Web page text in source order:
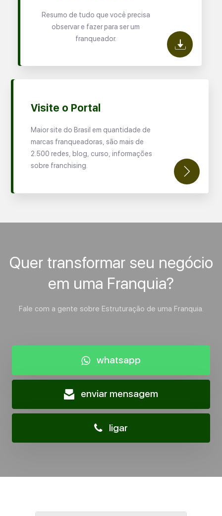
Resumo de tudo que você precisa
observar e fazer para ser um
franqueador.
Visite o Portal
Maior site do Brasil em quantidade de
marcas franqueadoras, são mais de
2.500 redes, blog, curso, informações
sobre franchising.
Quer transformar seu negócio
em uma Franquia?
Fale com a gente sobre Estruturação de uma Franquia.
whatsapp
enviar mensagem
ligar